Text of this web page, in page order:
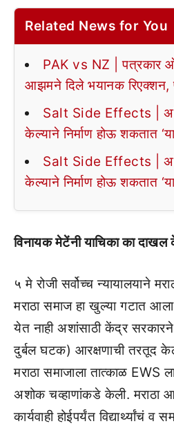
Related News for You
PAK vs NZ | पत्रकार
आझमने दिले भयानक रिएक्शन,
Salt Side Effects |
केल्याने निर्माण होऊ शकतात
Salt Side Effects |
केल्याने निर्माण होऊ शकतात
विनायक मेटेंनी याचिका का दाखल
५ मे रोजी सर्वोच्च न्यायालयाने
मराठा समाज हा खुल्या गटात
येत नाही अशांसाठी केंद्र
दुर्बल घटक) आरक्षणाची तरतूद
मराठा समाजाला तात्काळ EWS
अशोक चव्हाणांकडे केली. मराठा
कार्यवाही होईपर्यंत विद्यार्थ्यांचं